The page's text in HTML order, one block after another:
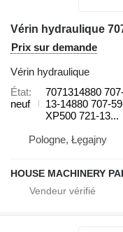
Prix sur demande
Vérin hydraulique
État
neuf
7071314880
13-14880 707-
XP500 721-13...
Pologne, Łęgajny
HOUSE MACHINERY